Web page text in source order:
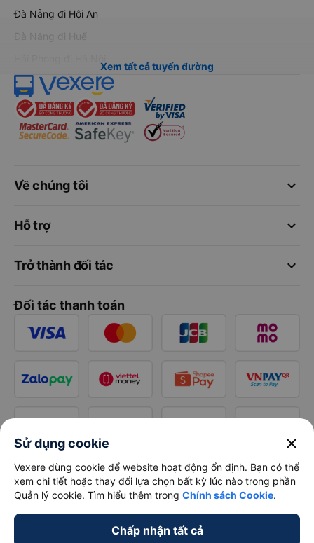
Đà Nẵng đi Hội An
Đà Nẵng đi Huế
Xem tất cả tuyến đường
keyboard_arrow_down
Về chúng tôi
keyboard_arrow_down
Hỗ trợ
keyboard_arrow_down
Trở thành đối tác
Đối tác thanh toán
Sử dụng cookie close
Vexere dùng cookie để website hoạt động ổn định. Bạn có thể
xem chi tiết hoặc thay đổi lựa chọn bất kỳ lúc nào trong phần
Quản lý cookie. Tìm hiểu thêm trong Chính sách Cookie.
Chấp nhận tất cả